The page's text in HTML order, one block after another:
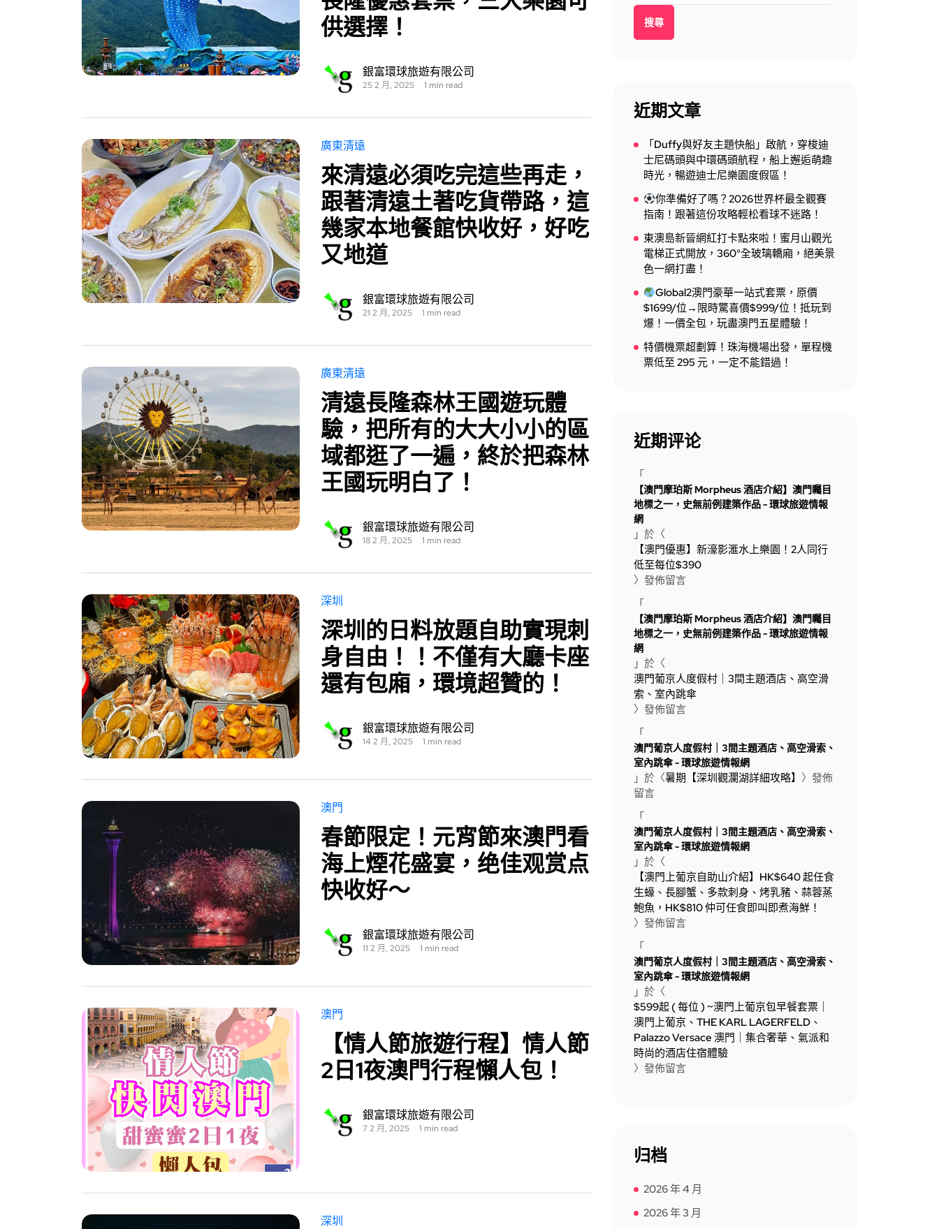
供選擇！
銀富環球旅遊有限公司
25 2 月, 2025 1 min read
廣東清遠
來清遠必須吃完這些再走，
跟著清遠土著吃貨帶路，這
幾家本地餐館快收好，好吃
又地道
銀富環球旅遊有限公司
21 2 月, 2025 1 min read
廣東清遠
清遠長隆森林王國遊玩體
驗，把所有的大大小小的區
域都逛了一遍，終於把森林
王國玩明白了！
銀富環球旅遊有限公司
18 2 月, 2025 1 min read
深圳
深圳的日料放題自助實現刺
身自由！！不僅有大廳卡座
還有包廂，環境超贊的！
銀富環球旅遊有限公司
14 2 月, 2025 1 min read
澳門
春節限定！元宵節來澳門看
海上煙花盛宴，绝佳观赏点
快收好～
銀富環球旅遊有限公司
11 2 月, 2025 1 min read
澳門
【情人節旅遊行程】情人節
2日1夜澳門行程懶人包！
銀富環球旅遊有限公司
7 2 月, 2025 1 min read
深圳
搜尋
近期文章
「Duffy與好友主題快船」啟航，穿梭迪
士尼碼頭與中環碼頭航程，船上邂逅萌趣
時光，暢遊迪士尼樂園度假區！
你準備好了嗎？2026世界杯最全觀賽
指南！跟著這份攻略輕松看球不迷路！
東澳島新晉網紅打卡點來啦！蜜月山觀光
電梯正式開放，360°全玻璃轎廂，絕美景
色一網打盡！
Global2澳門豪華一站式套票，原價
$1699/位→限時驚喜價$999/位！抵玩到
爆！一價全包，玩盡澳門五星體驗！
特價機票超劃算！珠海機場出發，單程機
票低至 295 元，一定不能錯過！
近期评论
「
【澳門摩珀斯 Morpheus 酒店介紹】澳門矚目
地標之一，史無前例建築作品 - 環球旅遊情報
網
」於〈
【澳門優惠】新濠影滙水上樂園！2人同行
低至每位$390
〉發佈留言
「
【澳門摩珀斯 Morpheus 酒店介紹】澳門矚目
地標之一，史無前例建築作品 - 環球旅遊情報
網
」於〈
澳門葡京人度假村｜3間主題酒店、高空滑
索、室內跳傘
〉發佈留言
「
澳門葡京人度假村｜3間主題酒店、高空滑索、
室內跳傘 - 環球旅遊情報網
」於〈暑期【深圳觀瀾湖詳細攻略】 〉發佈
留言
「
澳門葡京人度假村｜3間主題酒店、高空滑索、
室內跳傘 - 環球旅遊情報網
」於〈
【澳門上葡京自助山介紹】HK$640 起任食
生蠔、長腳蟹、多款刺身、烤乳豬、蒜蓉蒸
鮑魚，HK$810 仲可任食即叫即煮海鮮！
〉發佈留言
「
澳門葡京人度假村｜3間主題酒店、高空滑索、
室內跳傘 - 環球旅遊情報網
」於〈
$599起 ( 每位 ) ~澳門上葡京包早餐套票｜
澳門上葡京、THE KARL LAGERFELD、
Palazzo Versace 澳門｜集合奢華、氣派和
時尚的酒店住宿體驗
〉發佈留言
归档
2026 年 4 月
2026 年 3 月